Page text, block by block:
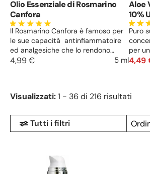
Olio Essenziale di Rosmarino
Canfora
Il Rosmarino Canfora è famoso per
le sue capacità antinfiammatoire
ed analgesiche che lo rendono
ideale in caso di dolori muscolo-
4,99 € 5 ml
Aloe
10%
Puro
per
4,49
Visualizzati:1 - 36 di 216 risultati
Tutti i filtri